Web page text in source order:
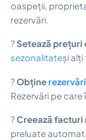
oaspeții,
rezervări.
?Setează
sezonalitateși
?Obține
Rezervări pe
?Creează facturi
preluate